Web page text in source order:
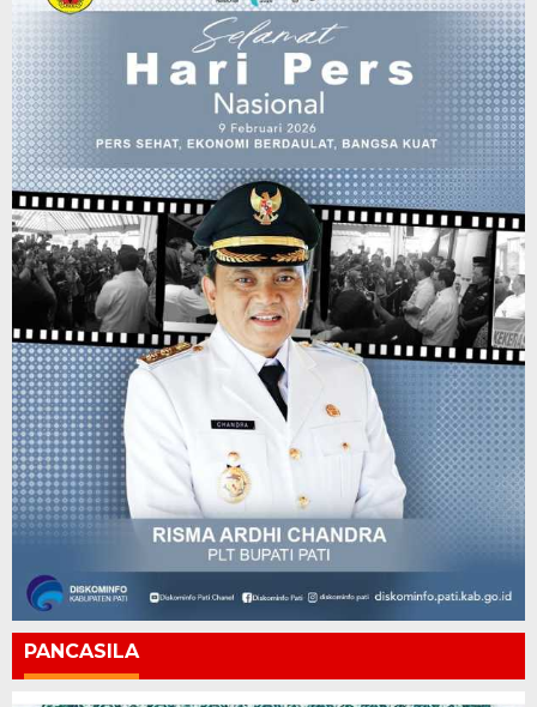
PANCASILA